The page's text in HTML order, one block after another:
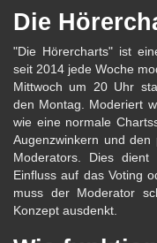
Die
"Die Hörercharts" ist
seit 2014 jede Woche
Mittwoch um 20 Uhr
den Montag. Moderiert
wie eine normale
Augenzwinkern und
Moderators. Dies
Einfluss auf das Voting
muss der Moderator
Konzept ausdenkt.